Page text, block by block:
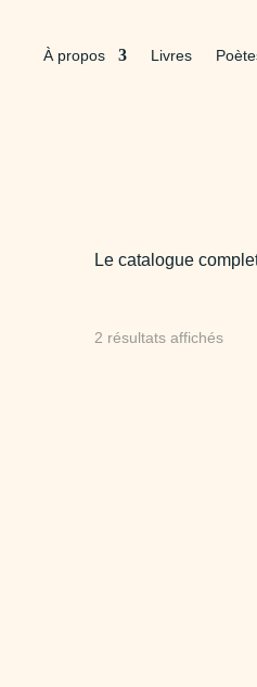
À propos Livres
Le catalogue
2 résultats affichésTrié